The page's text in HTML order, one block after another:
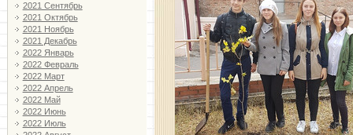
2021 Сентябрь
2021 Октябрь
2021 Ноябрь
2021 Декабрь
2022 Январь
2022 Февраль
2022 Март
2022 Апрель
2022 Май
2022 Июнь
2022 Июль